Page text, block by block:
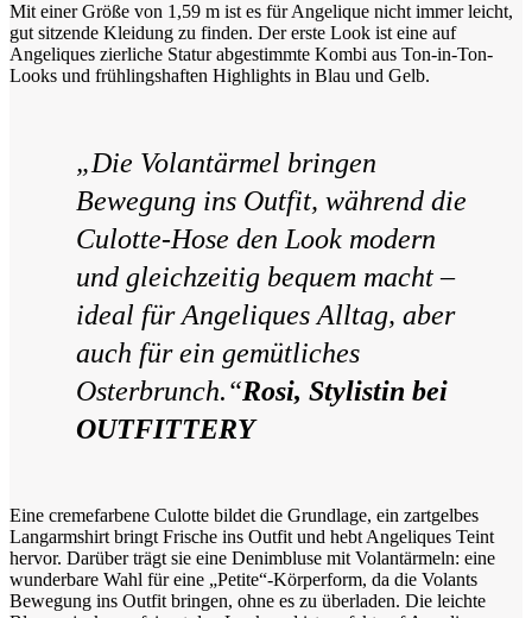
Mit einer Größe von 1,59 m ist es für Angelique nicht immer leicht,
gut sitzende Kleidung zu finden. Der erste Look ist eine auf
Angeliques zierliche Statur abgestimmte Kombi aus Ton-in-Ton-
Looks und frühlingshaften Highlights in Blau und Gelb.
„Die Volantärmel bringen
Bewegung ins Outfit, während die
Culotte-Hose den Look modern
und gleichzeitig bequem macht –
ideal für Angeliques Alltag, aber
auch für ein gemütliches
Osterbrunch.“Rosi, Stylistin bei
OUTFITTERY
Eine cremefarbene Culotte bildet die Grundlage, ein zartgelbes
Langarmshirt bringt Frische ins Outfit und hebt Angeliques Teint
hervor. Darüber trägt sie eine Denimbluse mit Volantärmeln: eine
wunderbare Wahl für eine „Petite“-Körperform, da die Volants
Bewegung ins Outfit bringen, ohne es zu überladen. Die leichte